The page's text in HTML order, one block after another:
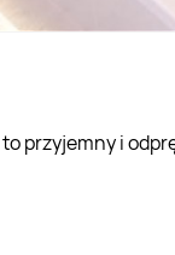
to przyjemny i